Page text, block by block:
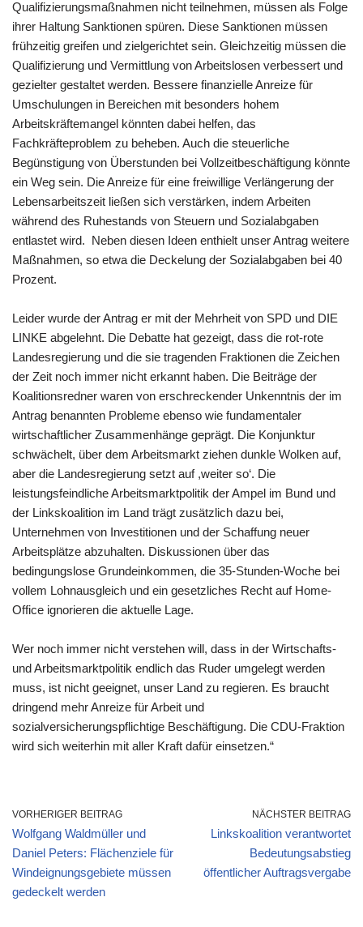
Qualifizierungsmaßnahmen nicht teilnehmen, müssen als Folge
ihrer Haltung Sanktionen spüren. Diese Sanktionen müssen
frühzeitig greifen und zielgerichtet sein. Gleichzeitig müssen die
Qualifizierung und Vermittlung von Arbeitslosen verbessert und
gezielter gestaltet werden. Bessere finanzielle Anreize für
Umschulungen in Bereichen mit besonders hohem
Arbeitskräftemangel könnten dabei helfen, das
Fachkräfteproblem zu beheben. Auch die steuerliche
Begünstigung von Überstunden bei Vollzeitbeschäftigung könnte
ein Weg sein. Die Anreize für eine freiwillige Verlängerung der
Lebensarbeitszeit ließen sich verstärken, indem Arbeiten
während des Ruhestands von Steuern und Sozialabgaben
entlastet wird. Neben diesen Ideen enthielt unser Antrag weitere
Maßnahmen, so etwa die Deckelung der Sozialabgaben bei 40
Prozent.
Leider wurde der Antrag er mit der Mehrheit von SPD und DIE
LINKE abgelehnt. Die Debatte hat gezeigt, dass die rot-rote
Landesregierung und die sie tragenden Fraktionen die Zeichen
der Zeit noch immer nicht erkannt haben. Die Beiträge der
Koalitionsredner waren von erschreckender Unkenntnis der im
Antrag benannten Probleme ebenso wie fundamentaler
wirtschaftlicher Zusammenhänge geprägt. Die Konjunktur
schwächelt, über dem Arbeitsmarkt ziehen dunkle Wolken auf,
aber die Landesregierung setzt auf ,weiter so‘. Die
leistungsfeindliche Arbeitsmarktpolitik der Ampel im Bund und
der Linkskoalition im Land trägt zusätzlich dazu bei,
Unternehmen von Investitionen und der Schaffung neuer
Arbeitsplätze abzuhalten. Diskussionen über das
bedingungslose Grundeinkommen, die 35-Stunden-Woche bei
vollem Lohnausgleich und ein gesetzliches Recht auf Home-
Office ignorieren die aktuelle Lage.
Wer noch immer nicht verstehen will, dass in der Wirtschafts-
und Arbeitsmarktpolitik endlich das Ruder umgelegt werden
muss, ist nicht geeignet, unser Land zu regieren. Es braucht
dringend mehr Anreize für Arbeit und
sozialversicherungspflichtige Beschäftigung. Die CDU-Fraktion
wird sich weiterhin mit aller Kraft dafür einsetzen.“
VORHERIGER BEITRAG
Wolfgang Waldmüller und
Daniel Peters: Flächenziele für
Windeignungsgebiete müssen
gedeckelt werden
NÄCHSTER BEITRAG
Linkskoalition verantwortet
Bedeutungsabstieg
öffentlicher Auftragsvergabe